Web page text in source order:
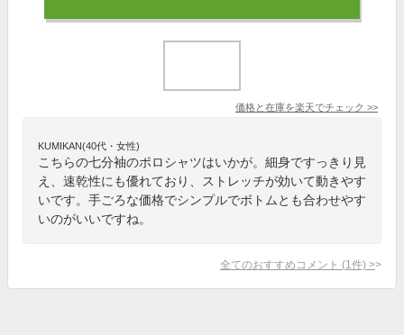
価格と在庫を楽天でチェック >>
KUMIKAN(40代・女性)
こちらの七分袖のポロシャツはいかが。細身ですっきり見
え、速乾性にも優れており、ストレッチが効いて動きやす
いです。手ごろな価格でシンプルでボトムとも合わせやす
いのがいいですね。
全てのおすすめコメント (1 件) >